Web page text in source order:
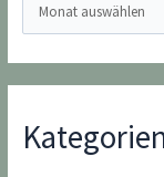
r
c
h
v